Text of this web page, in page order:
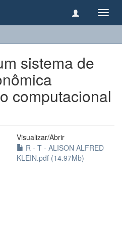
sistema de
computacional
Visualizar/Abrir
R - T - ALISON ALFRED
KLEIN.pdf (14.97Mb)